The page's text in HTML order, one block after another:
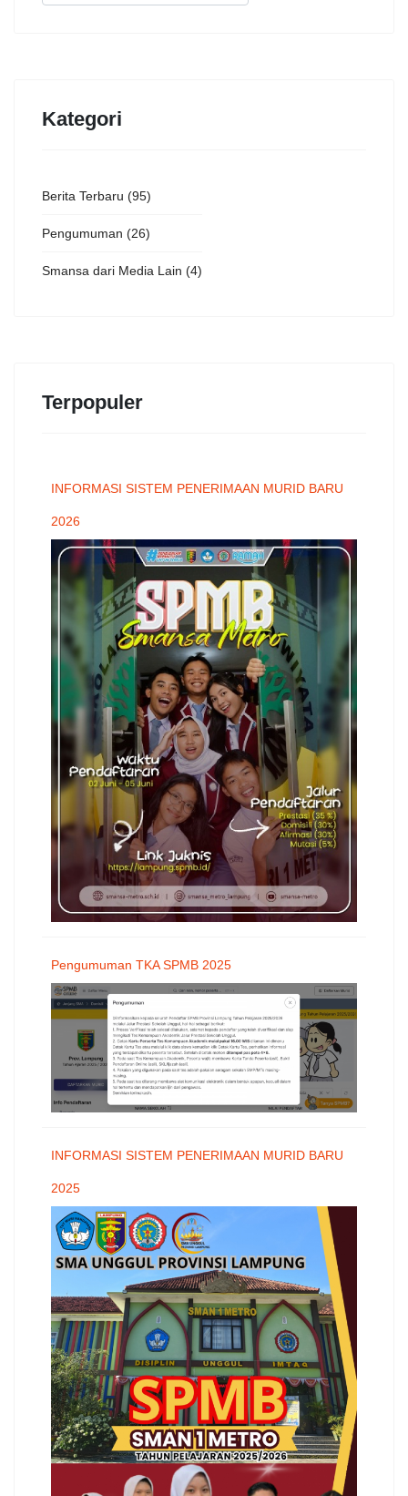
Kategori
Berita Terbaru (95)
Pengumuman (26)
Smansa dari Media Lain (4)
Terpopuler
INFORMASI SISTEM PENERIMAAN MURID BARU
2026
Pengumuman TKA SPMB 2025
INFORMASI SISTEM PENERIMAAN MURID BARU
2025